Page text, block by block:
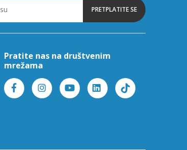
PRETPLATITE SE
Pratite nas na društvenim
mrežama